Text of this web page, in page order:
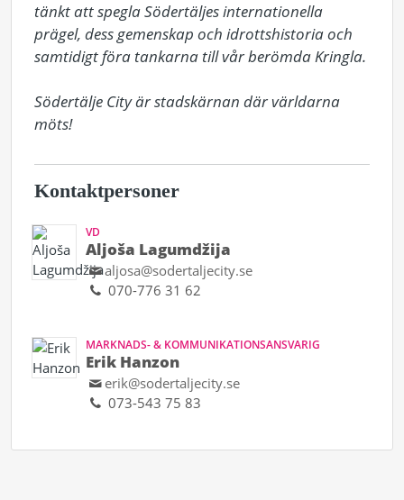
tänkt att spegla Södertäljes internationella
prägel, dess gemenskap och idrottshistoria och
samtidigt föra tankarna till vår berömda Kringla.
Södertälje City är stadskärnan där världarna
möts!
Kontaktpersoner
VD
Aljoša Lagumdžija
aljosa@sodertaljecity.se
070-776 31 62
MARKNADS- & KOMMUNIKATIONSANSVARIG
Erik Hanzon
erik@sodertaljecity.se
073-543 75 83